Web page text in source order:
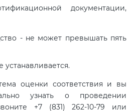
документации,
- не может превышать пять
устанавливается.
оценки соответствия и вы
узнать о проведении
+7 (831) 262-10-79 или